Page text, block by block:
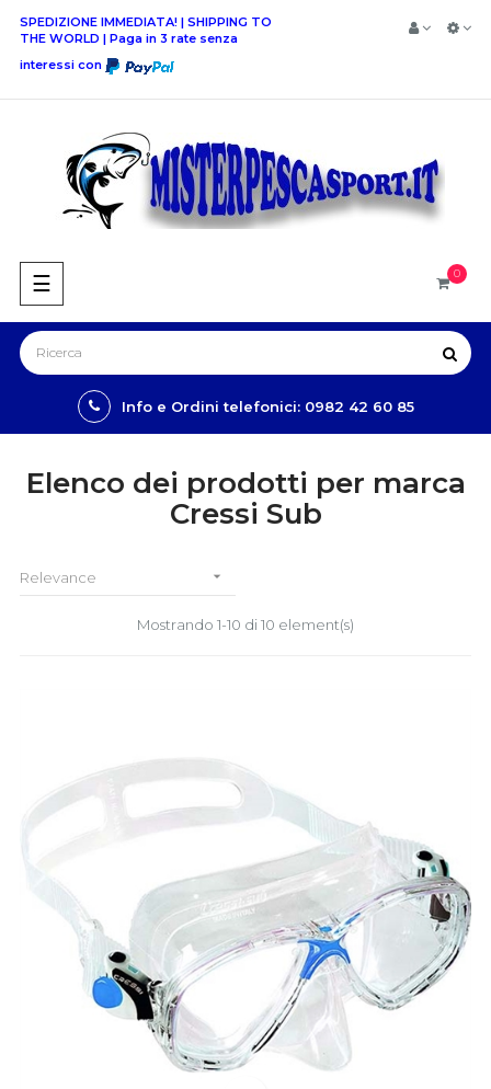
SPEDIZIONE IMMEDIATA! | SHIPPING TO
THE WORLD | Paga in 3 rate senza
interessi con
navigazione
Toggle
☰ 0
Info e Ordini telefonici: 0982 42 60 85
Elenco dei prodotti per marca
Cressi Sub
Relevance 
Mostrando 1-10 di 10 element(s)